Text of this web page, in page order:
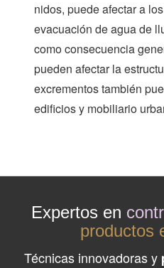
nidos, puede afectar a
evacuación de agua de
como consecuencia
pueden afectar la
excrementos también
edificios y mobiliario
Expertos en
productos
Técnicas innovadoras y